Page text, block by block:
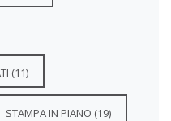
(11)
STAMPA IN PIANO (19)